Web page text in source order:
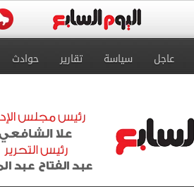
عاجل سياسة تقارير حوادث